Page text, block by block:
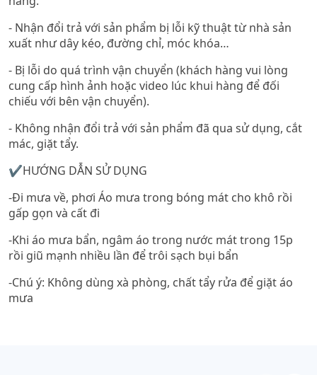
- Nhận đổi trả với sản phẩm bị lỗi kỹ thuật từ nhà sản
xuất như dây kéo, đường chỉ, móc khóa…
- Bị lỗi do quá trình vận chuyển (khách hàng vui lòng
cung cấp hình ảnh hoặc video lúc khui hàng để đối
chiếu với bên vận chuyển).
- Không nhận đổi trả với sản phẩm đã qua sử dụng, cắt
mác, giặt tẩy.
✔️HƯỚNG DẪN SỬ DỤNG
-Đi mưa về, phơi Áo mưa trong bóng mát cho khô rồi
gấp gọn và cất đi
-Khi áo mưa bẩn, ngâm áo trong nước mát trong 15p
rồi giũ mạnh nhiều lần để trôi sạch bụi bẩn
-Chú ý: Không dùng xà phòng, chất tẩy rửa để giặt áo
mưa